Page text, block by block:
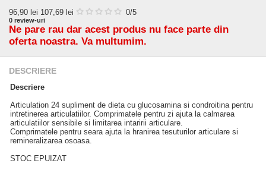
96,90 lei 107,69 lei 0/5
0 review-uri
Ne pare rau dar acest produs nu face parte din
oferta noastra. Va multumim.
DESCRIERE
Descriere
Articulation 24 supliment de dieta cu glucosamina si condroitina pentru
intretinerea articulatiilor. Comprimatele pentru zi ajuta la calmarea
articulatiilor sensibile si limitarea intaririi articulare.
Comprimatele pentru seara ajuta la hranirea tesuturilor articulare si
remineralizarea osoasa.
STOC EPUIZAT